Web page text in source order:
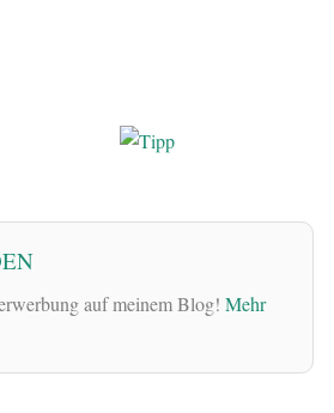
auf meinem Blog! Mehr